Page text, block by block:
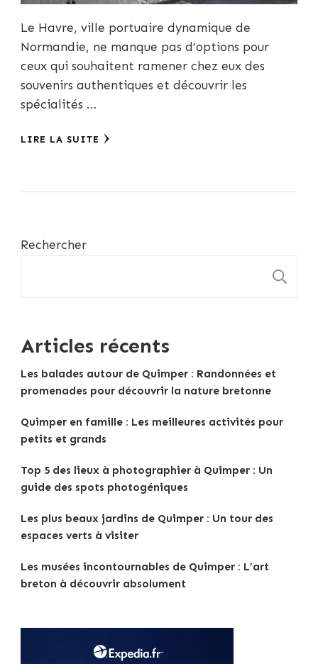
Le Havre, ville portuaire dynamique de
Normandie, ne manque pas d’options pour
ceux qui souhaitent ramener chez eux des
souvenirs authentiques et découvrir les
spécialités …
LIRE LA SUITE
Rechercher
Articles récents
Les balades autour de Quimper : Randonnées et
promenades pour découvrir la nature bretonne
Quimper en famille : Les meilleures activités pour
petits et grands
Top 5 des lieux à photographier à Quimper : Un
guide des spots photogéniques
Les plus beaux jardins de Quimper : Un tour des
espaces verts à visiter
Les musées incontournables de Quimper : L’art
breton à découvrir absolument